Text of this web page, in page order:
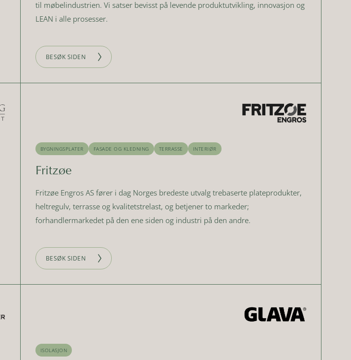
til møbelindustrien. Vi satser bevisst på levende produktutvikling, innovasjon og
LEAN i alle prosesser.
BESØK SIDEN
BYGNINGSPLATER FASADE OG KLEDNING TERRASSE INTERIØR
Fritzøe
Fritzøe Engros AS fører i dag Norges bredeste utvalg trebaserte plateprodukter,
heltregulv, terrasse og kvalitetstrelast, og betjener to markeder;
forhandlermarkedet på den ene siden og industri på den andre.
BESØK SIDEN
ISOLASJON